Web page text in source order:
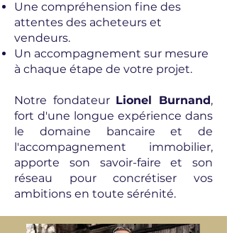
Une compréhension fine des
attentes des acheteurs et
vendeurs.
Un accompagnement sur mesure
à chaque étape de votre projet.
Notre fondateur Lionel Burnand,
fort d'une longue expérience dans
le domaine bancaire et de
l'accompagnement immobilier,
apporte son savoir-faire et son
réseau pour concrétiser vos
ambitions en toute sérénité.